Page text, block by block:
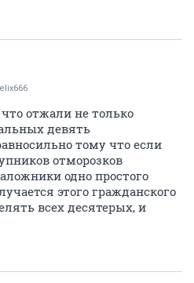
отжали не только
девять
тому что если
отморозков
одно простого
этого гражданского
всех десятерых, и